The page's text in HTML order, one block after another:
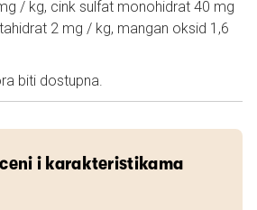
/ kg, cink sulfat monohidrat 40 mg
2 mg / kg, mangan oksid 1,6
biti dostupna.
i karakteristikama